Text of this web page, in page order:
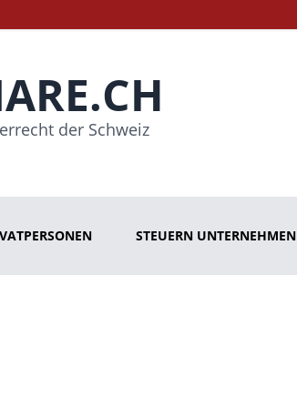
der Schweiz
STEUERN UNTERNEHMEN